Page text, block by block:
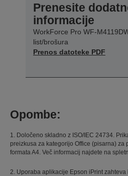
Prenesite
informacije
WorkForce Pro WF-
list/brošura
Prenos datoteke PDF
Opombe:
1. Določeno skladno z ISO/IEC 24734.
preizkusa za kategorijo Office (pisarna) za
formata A4. Več informacij najdete na
2. Uporaba aplikacije Epson iPrint